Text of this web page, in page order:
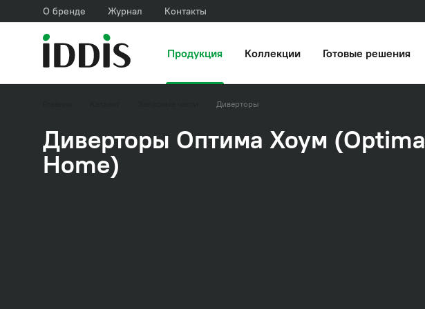
О бренде Журнал Контакты
Продукция Коллекции Готовые решения
Диверторы
Диверторы Оптима Хоум (Optima
Home)